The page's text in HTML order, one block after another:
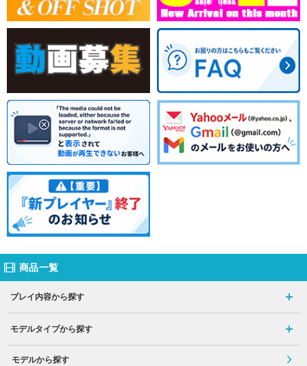
商品一覧
プレイ内容から探す
モデルタイプから探す
モデルから探す